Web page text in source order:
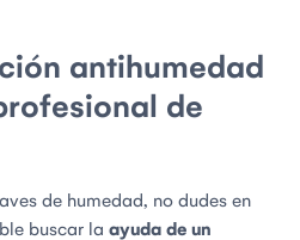
antihumedad
de
de humedad, no dudes en
buscar la ayuda de un